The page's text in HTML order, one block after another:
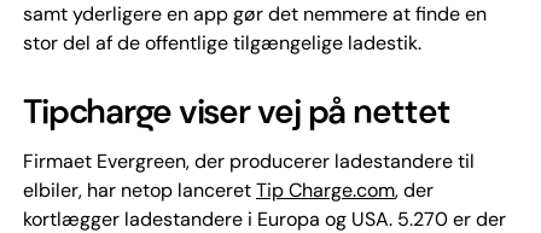
samt yderligere en app gør det nemmere at finde en
stor del af de offentlige tilgængelige ladestik.
Tipcharge viser vej på nettet
Firmaet Evergreen, der producerer ladestandere til
elbiler, har netop lanceretTip Charge.com, der
kortlægger ladestandere i Europa og USA. 5.270 er der